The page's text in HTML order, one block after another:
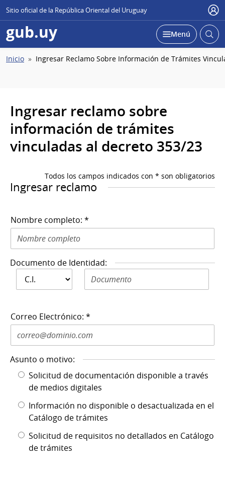
Sitio oficial de la República Oriental del Uruguay
gub.uy Desplegar
Menú Abrir
Ruta
Inicio Ingresar Reclamo Sobre Información de Trámites
Ingresar reclamo sobre
información de trámites
vinculadas al decreto 353/23
Todos los campos indicados con * son obligatorios
Ingresar reclamo
Nombre completo: *
Documento de Identidad:
Documento de
Identidad: *
Documento de Identidad N: *
Correo Electrónico: *
Asunto o motivo:
Solicitud de documentación disponible a través
de medios digitales
Información no disponible o desactualizada en el
Catálogo de trámites
Solicitud de requisitos no detallados en Catálogo
de trámites